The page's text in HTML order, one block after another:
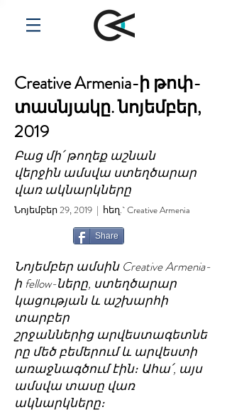
Creative Armenia-ի թոփ-
տասնյակը.նոյեմբեր,
2019
Բաց մի՛ թողեք աշնան
վերջին ամսվա ստեղծարար
վառ ակնարկները
Նոյեմբեր 29, 2019 | հեղ.` Creative Armenia
Share
Նոյեմբեր ամսին Creative Armenia-
ի fellow-ները, ստեղծարար
կացության և աշխարհի
տարբեր
շրջաններից արվեստագետնե
րը մեծ բեմերում և արվեստի
առաջնագծում էին։ Ահա՛, այս
ամսվա տասը վառ
ակնարկները։